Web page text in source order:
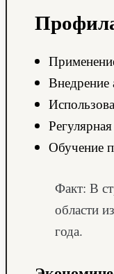
Внедрение
Обучение
Факт: В
области
года.